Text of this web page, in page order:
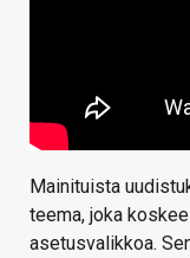
Mainituista
teema, joka
asetusvalikkoa.